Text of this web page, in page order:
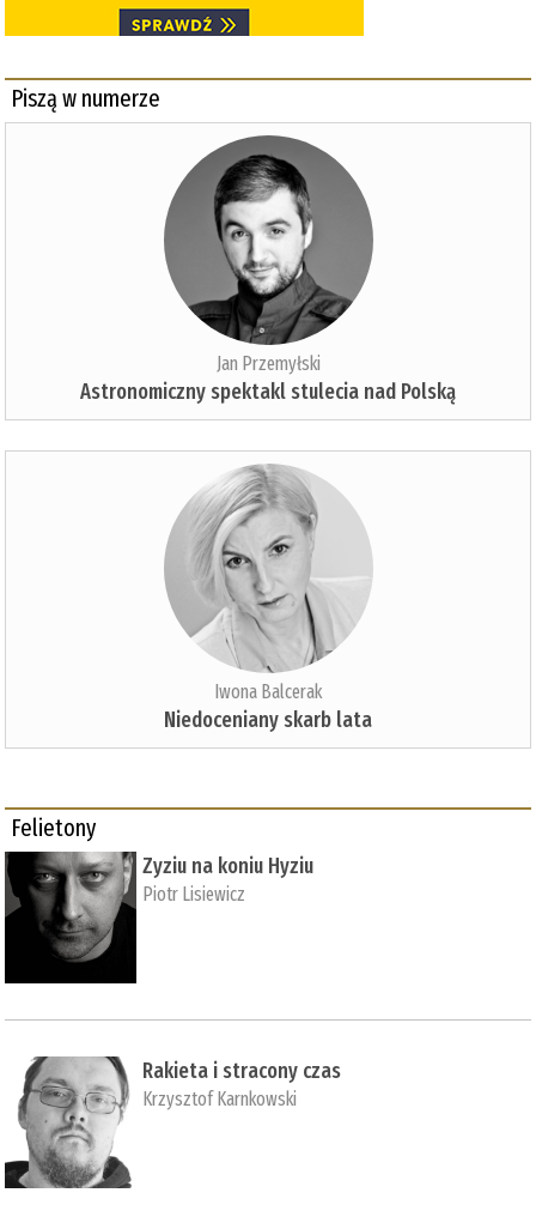
Piszą w numerze
Jan Przemyłski
Astronomiczny spektakl stulecia nad Polską
Iwona Balcerak
Niedoceniany skarb lata
Felietony
Zyziu na koniu Hyziu
Piotr Lisiewicz
Rakieta i stracony czas
Krzysztof Karnkowski